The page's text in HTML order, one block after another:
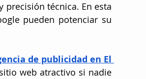
precisión técnica. En esta
pueden potenciar su
de publicidad en El
web atractivo si nadie